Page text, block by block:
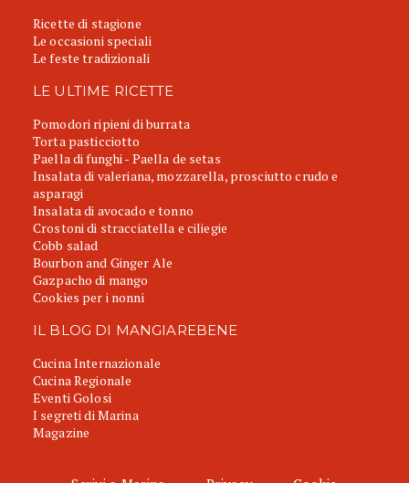
Ricette di stagione
Le occasioni speciali
Le feste tradizionali
LE ULTIME RICETTE
Pomodori ripieni di burrata
Torta pasticciotto
Paella di funghi - Paella de setas
Insalata di valeriana, mozzarella, prosciutto crudo e
asparagi
Insalata di avocado e tonno
Crostoni di stracciatella e ciliegie
Cobb salad
Bourbon and Ginger Ale
Gazpacho di mango
Cookies per i nonni
IL BLOG DI MANGIAREBENE
Cucina Internazionale
Cucina Regionale
Eventi Golosi
I segreti di Marina
Magazine